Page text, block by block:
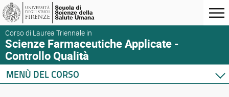
Corso di Laurea Triennale in
Scienze Farmaceutiche Applicate -
Controllo Qualità
MENÙ DEL CORSO